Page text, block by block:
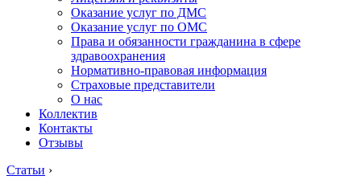
Оказание услуг по ДМС
Оказание услуг по ОМС
Права и обязанности гражданина в сфере
здравоохранения
Нормативно-правовая информация
Страховые представители
О нас
Коллектив
Контакты
Отзывы
Статьи ›